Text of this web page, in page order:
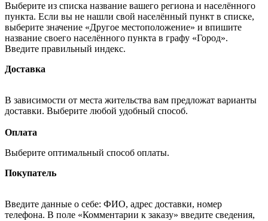
Выберите из списка название вашего региона и населённого
пункта. Если вы не нашли свой населённый пункт в списке,
выберите значение «Другое местоположение» и впишите
название своего населённого пункта в графу «Город».
Введите правильный индекс.
Доставка
В зависимости от места жительства вам предложат варианты
доставки. Выберите любой удобный способ.
Оплата
Выберите оптимальный способ оплаты.
Покупатель
Введите данные о себе: ФИО, адрес доставки, номер
телефона. В поле «Комментарии к заказу» введите сведения,